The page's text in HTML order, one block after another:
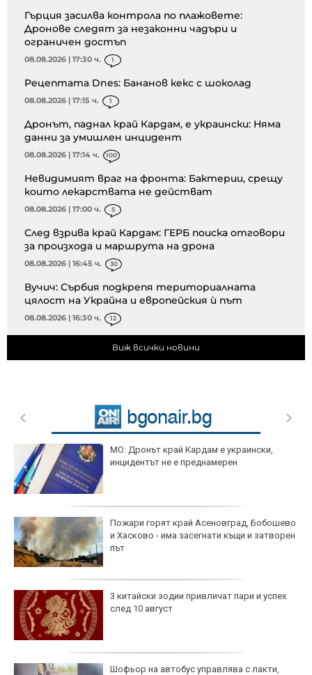
Гърция засилва контрола по плажовете:
Дронове следят за незаконни чадъри и
ограничен достъп
08.08.2026 | 17:30 ч. 1
Рецептата Dnes: Бананов кекс с шоколад
08.08.2026 | 17:15 ч. 1
Дронът, паднал край Кардам, е украински: Няма
данни за умишлен инцидент
08.08.2026 | 17:14 ч. 100
Невидимият враг на фронта: Бактерии, срещу
които лекарствата не действат
08.08.2026 | 17:00 ч. 5
След взрива край Кардам: ГЕРБ поиска отговори
за произхода и маршрута на дрона
08.08.2026 | 16:45 ч. 30
Вучич: Сърбия подкрепя териториалната
цялост на Украйна и европейския ѝ път
08.08.2026 | 16:30 ч. 12
Виж всички новини
МО: Дронът край Кардам е украински,
инцидентът не е преднамерен
Пожари горят край Асеновград, Бобошево
и Хасково - има засегнати къщи и затворен
път
3 китайски зодии привличат пари и успех
след 10 август
Шофьор на автобус управлява с лакти,